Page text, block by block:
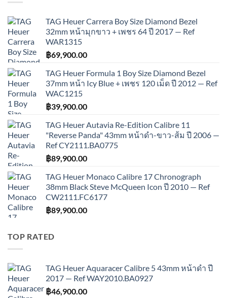
TAG Heuer Carrera Boy Size Diamond Bezel
32mm หน้ามุกขาว + เพชร 64 ปี 2017 — Ref
WAR1315
฿69,900.00
TAG Heuer Formula 1 Boy Size Diamond Bezel
37mm หน้า Icy Blue + เพชร 120 เม็ด ปี 2012 — Ref
WAC1215
฿39,900.00
TAG Heuer Autavia Re-Edition Calibre 11
"Reverse Panda" 43mm หน้าดำ-ขาว-ส้ม ปี 2006 —
Ref CY2111.BA0775
฿89,900.00
TAG Heuer Monaco Calibre 17 Chronograph
38mm Black Steve McQueen Icon ปี 2010 — Ref
CW2111.FC6177
฿89,900.00
TOP RATED
TAG Heuer Aquaracer Calibre 5 43mm หน้าดำ ปี
2017 — Ref WAY2010.BA0927
฿46,900.00